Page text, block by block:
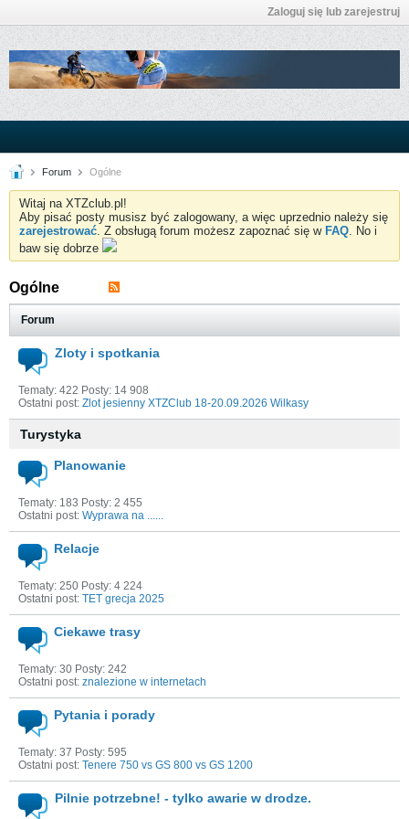
Zaloguj się lub zarejestruj
Forum Ogólne
Witaj na XTZclub.pl!
Aby pisać posty musisz być zalogowany, a więc uprzednio należy się
zarejestrować. Z obsługą forum możesz zapoznać się w FAQ. No i
baw się dobrze
Ogólne
Forum
Zloty i spotkania
Tematy: 422 Posty: 14 908
Ostatni post: Zlot jesienny XTZClub 18-20.09.2026 Wilkasy
Turystyka
Planowanie
Tematy: 183 Posty: 2 455
Ostatni post: Wyprawa na ......
Relacje
Tematy: 250 Posty: 4 224
Ostatni post: TET grecja 2025
Ciekawe trasy
Tematy: 30 Posty: 242
Ostatni post: znalezione w internetach
Pytania i porady
Tematy: 37 Posty: 595
Ostatni post: Tenere 750 vs GS 800 vs GS 1200
Pilnie potrzebne! - tylko awarie w drodze.